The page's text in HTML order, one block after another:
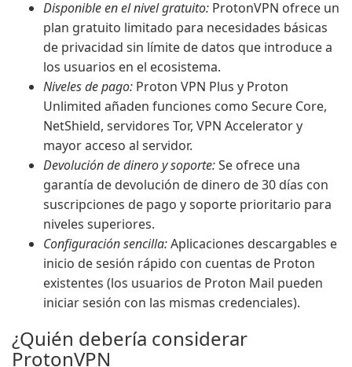
Disponible en el nivel gratuito: ProtonVPN ofrece un
plan gratuito limitado para necesidades básicas
de privacidad sin límite de datos que introduce a
los usuarios en el ecosistema.
Niveles de pago: Proton VPN Plus y Proton
Unlimited añaden funciones como Secure Core,
NetShield, servidores Tor, VPN Accelerator y
mayor acceso al servidor.
Devolución de dinero y soporte:Se ofrece una
garantía de devolución de dinero de 30 días con
suscripciones de pago y soporte prioritario para
niveles superiores.
Configuración sencilla:Aplicaciones descargables e
inicio de sesión rápido con cuentas de Proton
existentes (los usuarios de Proton Mail pueden
iniciar sesión con las mismas credenciales).
¿Quién debería considerar
ProtonVPN